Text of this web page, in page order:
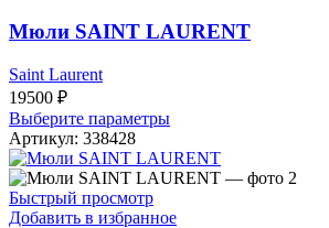
Мюли SAINT LAURENT
Saint Laurent
19500 ₽
Выберите параметры
Артикул: 338428
Быстрый просмотр
Добавить в избранное